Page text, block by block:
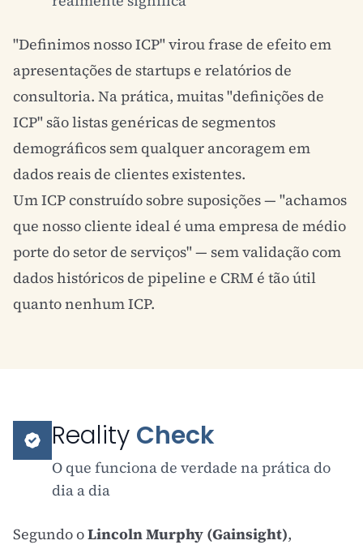
"Definimos nosso ICP" virou frase de efeito em
apresentações de startups e relatórios de
consultoria. Na prática, muitas "definições de
ICP" são listas genéricas de segmentos
demográficos sem qualquer ancoragem em
dados reais de clientes existentes.
Um ICP construído sobre suposições — "achamos
que nosso cliente ideal é uma empresa de médio
porte do setor de serviços" — sem validação com
dados históricos de pipeline e CRM é tão útil
quanto nenhum ICP.
Reality Check
O que funciona de verdade na prática do
dia a dia
Segundo oLincoln Murphy (Gainsight),